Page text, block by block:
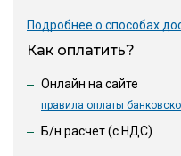
Подробнее о способах
Как оплатить?
Онлайн на сайте
правила оплаты
Б/н расчет (c НДС)